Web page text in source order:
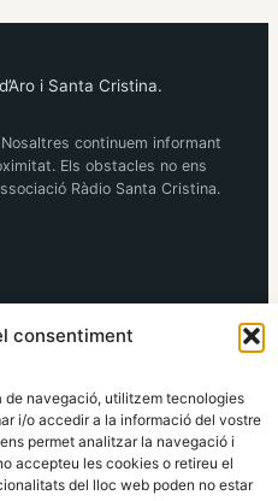
consentiment
navegació, utilitzem tecnologies
i/o accedir a la informació del vostre
permet analitzar la navegació i
accepteu les cookies o retireu el
del lloc web poden no estar
i Santa Cristina.
continuem informant
Els obstacles no ens
Ràdio Santa Cristina.